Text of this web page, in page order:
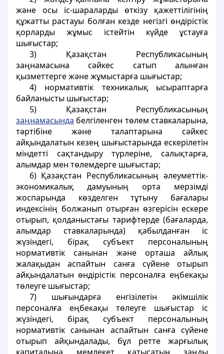
және осы іс-шараларды өткізу қажеттілігінің
құжатты растауы болған кезде негізгі өндірістік
қорларды жұмыс істейтін күйде ұстауға
шығыстар;
3) Қазақстан Республикасының
заңнамасына сәйкес сатып алынған
қызметтерге және жұмыстарға шығыстар;
4) нормативтік техникалық ысыраптарға
байланысты шығыстар;
5) Қазақстан Республикасының
заңнамасында белгіленген төлем ставкаларына,
тәртібіне және талаптарына сәйкес
айқындалатын кезең шығыстарында ескерілетін
міндетті сақтандыру түрлеріне, салықтарға,
алымдар мен төлемдерге шығыстар;
6) Қазақстан Республикасының әлеуметтік-
экономикалық дамуының орта мерзімді
жоспарында көзделген тұтыну бағалары
индексінің болжанып отырған өзгерісін ескере
отырып, қолданыстағы тарифтерде (бағаларда,
алымдар ставкаларында) қабылданған іс
жүзіндегі, бірақ субъект персоналының
нормативтік санынан және орташа айлық
жалақыдан аспайтын санға сүйене отырып
айқындалатын өндірістік персоналға еңбекақы
төлеуге шығыстар;
7) шығындарға енгізілетін әкімшілік
персоналға еңбекақы төлеуге шығыстар іс
жүзіндегі, бірақ субъект персоналының
нормативтік санынан аспайтын санға сүйене
отырып айқындалады, бұл ретте жарғылық